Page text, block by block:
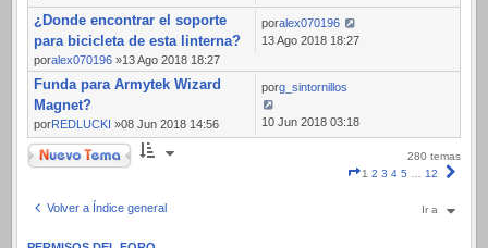
¿Donde encontrar el soporte
para bicicleta de esta linterna?
poralex070196 »13 Ago 2018 18:27
poralex070196
13 Ago 2018 18:27
Funda para Armytek Wizard
Magnet?
porREDLUCKI »08 Jun 2018 14:56
porg_sintornillos
10 Jun 2018 03:18
Nuevo Tema
280 temas
Página
1 2 3 4 5 … 12
Volver a Índice general Ir a